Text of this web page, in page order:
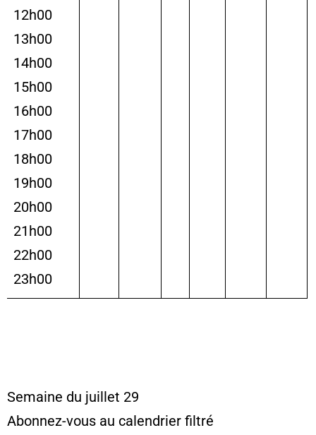
12h00
13h00
14h00
15h00
16h00
17h00
18h00
19h00
20h00
21h00
22h00
23h00
Semaine du juillet 29
Abonnez-vous au calendrier filtré